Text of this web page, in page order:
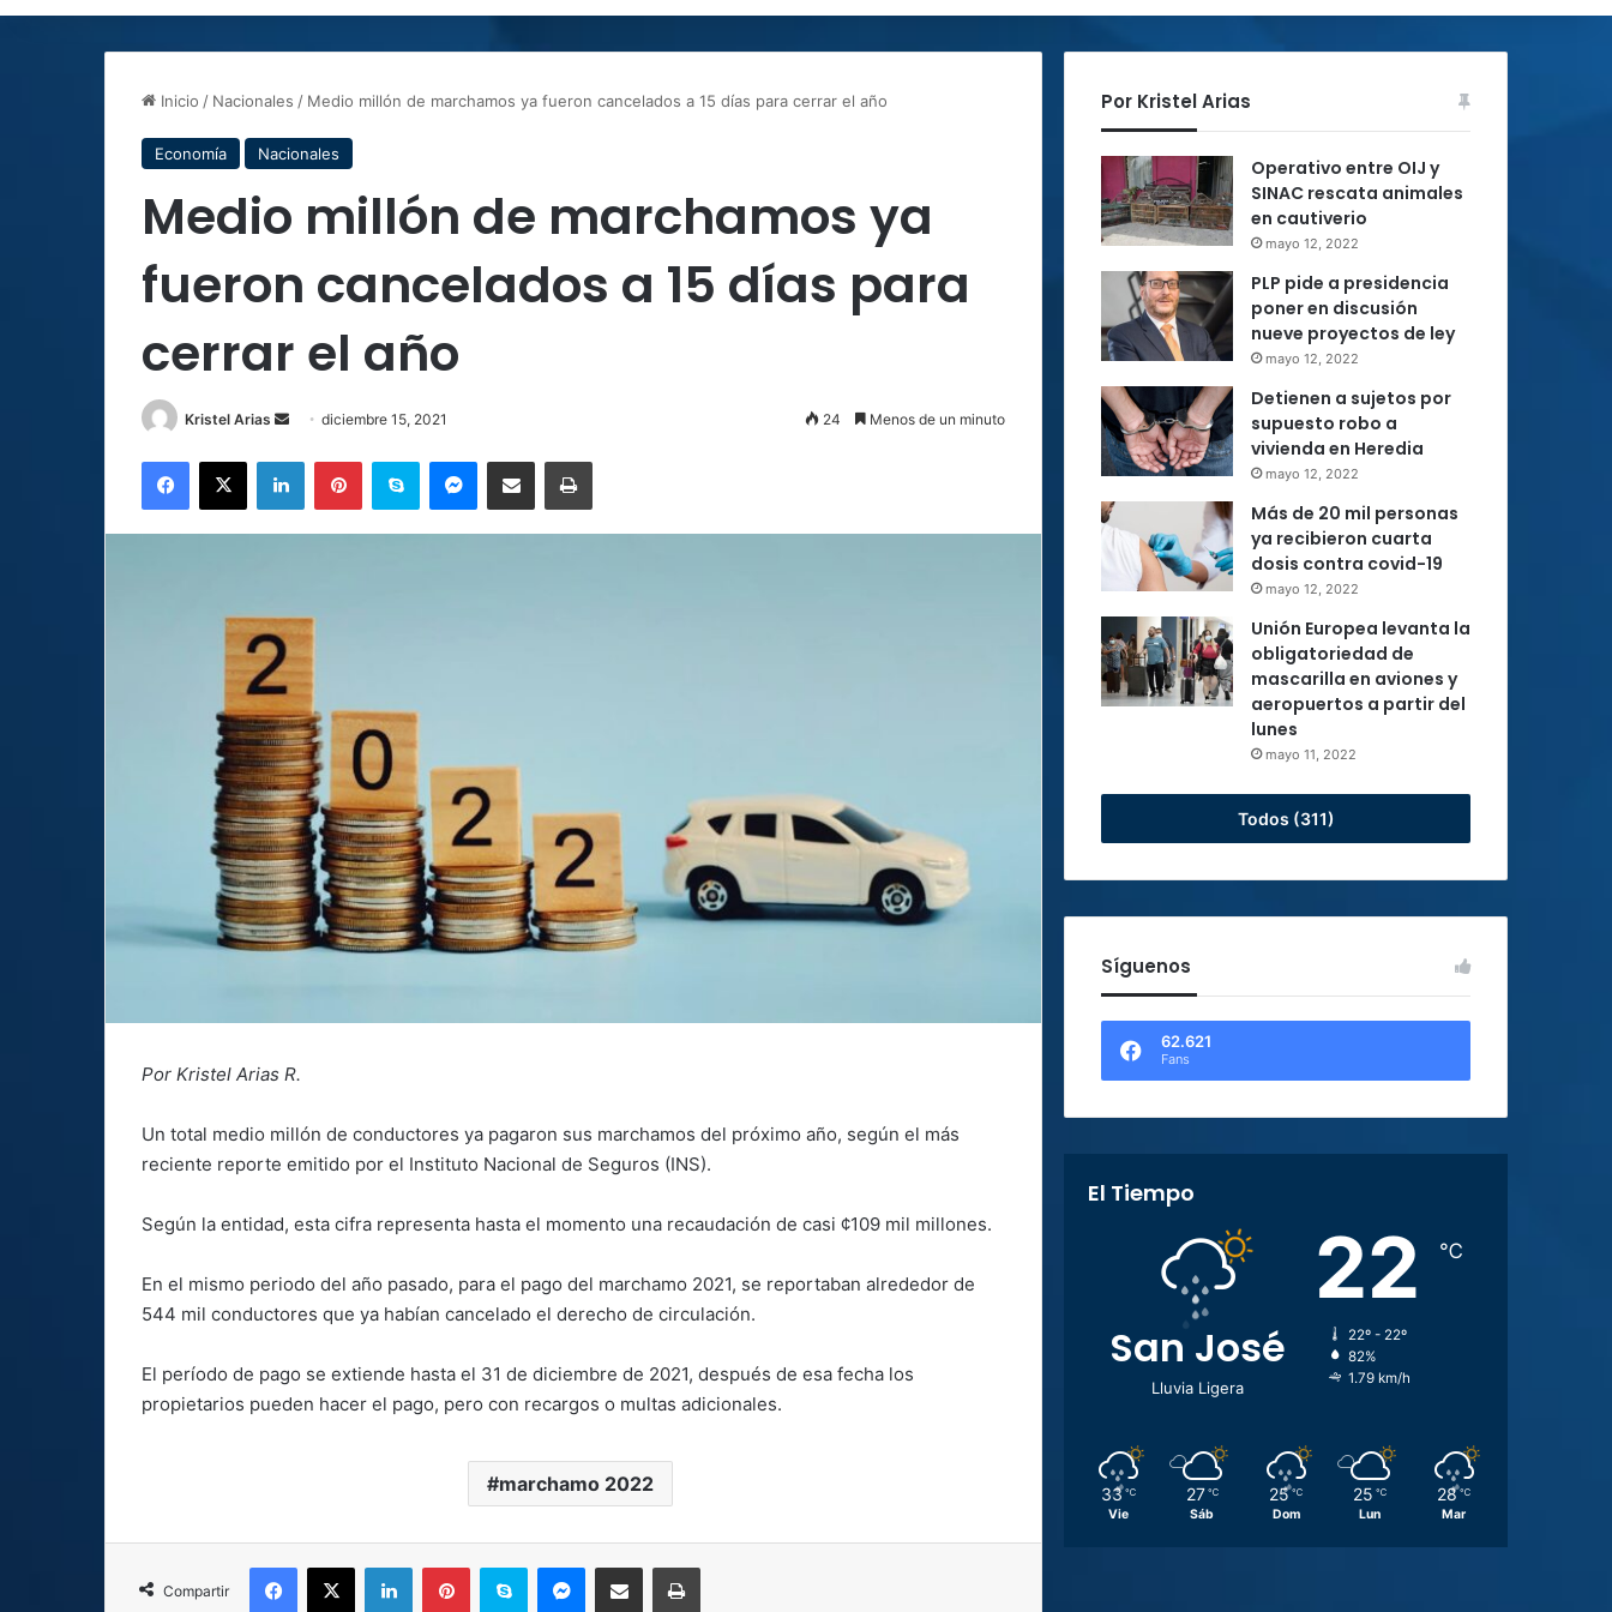
Inicio / Nacionales / Medio millón de marchamos ya fueron cancelados a 15 días para cerrar el año
Economía Nacionales
Medio millón de marchamos ya
fueron cancelados a 15 días para
cerrar el año
Kristel Arias
Senddiciembre 15, 2021 24 Menos de un minuto
Facebook
X LinkedInPinterestSkype MessengerCompartir por correo electrónicoImprimir
Por Kristel Arias R.
Un total medio millón de conductores ya pagaron sus marchamos del próximo año, según el más
reciente reporte emitido por el Instituto Nacional de Seguros (INS).
Según la entidad, esta cifra representa hasta el momento una recaudación de casi ¢109 mil millones.
En el mismo periodo del año pasado, para el pago del marchamo 2021, se reportaban alrededor de
544 mil conductores que ya habían cancelado el derecho de circulación.
El período de pago se extiende hasta el 31 de diciembre de 2021, después de esa fecha los
propietarios pueden hacer el pago, pero con recargos o multas adicionales.
marchamo 2022
Compartir
Facebook
X LinkedInPinterestSkype MessengerCompartir por correo electrónicoImprimir
Por Kristel Arias
Operativo entre OIJ y
SINAC rescata animales
en cautiverio
mayo 12, 2022
PLP pide a presidencia
poner en discusión
nueve proyectos de ley
mayo 12, 2022
Detienen a sujetos por
supuesto robo a
vivienda en Heredia
mayo 12, 2022
Más de 20 mil personas
ya recibieron cuarta
dosis contra covid-19
mayo 12, 2022
Unión Europea levanta la
obligatoriedad de
mascarilla en aviones y
aeropuertos a partir del
lunes
mayo 11, 2022
Todos (311)
Síguenos
62.621
Fans
El Tiempo
San José
Lluvia Ligera
22 ℃
22º - 22º
82%
1.79 km/h
33 ℃
Vie
27 ℃
Sáb
25 ℃
Dom
25 ℃
Lun
28 ℃
Mar